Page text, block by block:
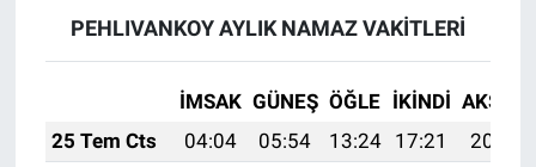
PEHLIVANKOY AYLIK NAMAZ VAKITLERI
İMSAK GÜNEŞ ÖĞLE İKINDI AKŞAM
25 Tem Cts
04:04 05:54 13:24 17:21
20:44